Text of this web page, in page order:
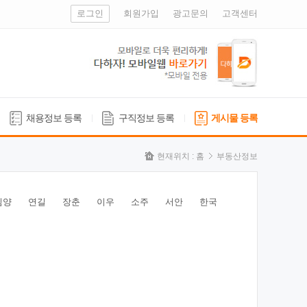
로그인 회원가입 광고문의 고객센터
채용정보 등록 구직정보 등록 게시물 등록
현재위치 : 홈 부동산정보
양 연길 장춘 이우 소주 서안 한국